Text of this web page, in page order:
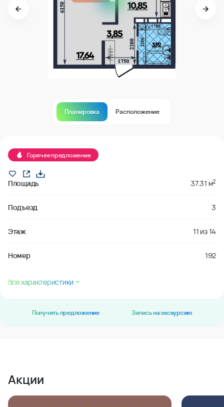
Планировка Расположение
Горячее предложение
Площадь 37.31 м2
Подъезд 3
Этаж 11 из14
Номер 192
Все характеристики
Получить предложение Запись на экскурсию
Акции